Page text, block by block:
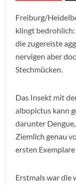
Freiburg/
klingt bedrohlich:
die zugereiste
nervigen aber
Stechmücken.
Das Insekt mit
albopictus kann
darunter
Ziemlich genau
ersten
Erstmals war die